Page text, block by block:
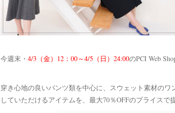
今週末・ 4/3（金）12：00～4/5（日）24:00のPCI Web
穿き心地の良いパンツ類を中心に、スウェット素材の
していただけるアイテムを、最大70％OFFのプライスで